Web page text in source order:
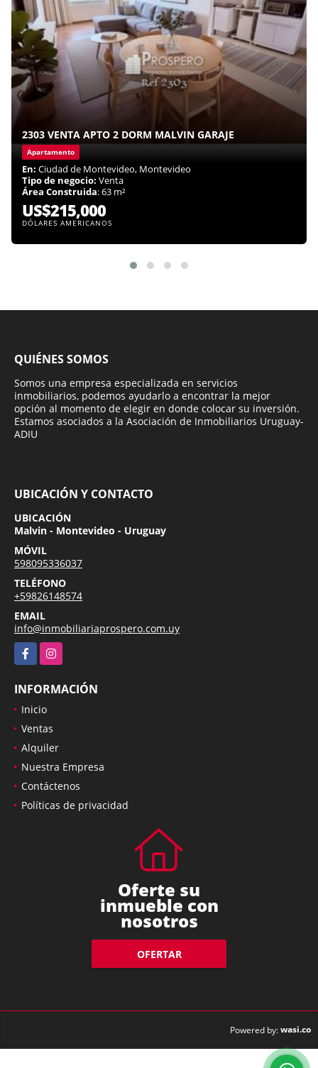
2303 VENTA APTO 2 DORM MALVIN GARAJE
Apartamento
En: Ciudad de Montevideo, Montevideo
Tipo de negocio: Venta
Área Construida: 63 m²
US$215,000
DÓLARES AMERICANOS
QUIÉNES SOMOS
Somos una empresa especializada en servicios
inmobiliarios, podemos ayudarlo a encontrar la mejor
opción al momento de elegir en donde colocar su inversión.
Estamos asociados a la Asociación de Inmobiliarios Uruguay-
ADIU
UBICACIÓN Y CONTACTO
UBICACIÓN
Malvin - Montevideo - Uruguay
MÓVIL
598095336037
TELÉFONO
+59826148574
EMAIL
info@inmobiliariaprospero.com.uy
FacebookInstagram
INFORMACIÓN
Inicio
Ventas
Alquiler
Nuestra Empresa
Contáctenos
Políticas de privacidad
Oferte su
inmueble con
nosotros
OFERTAR
Powered by:wasi.co